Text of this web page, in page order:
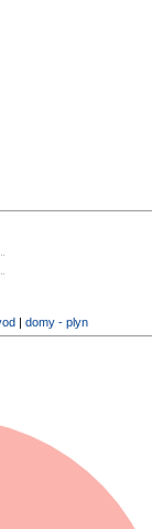
| domy - plyn